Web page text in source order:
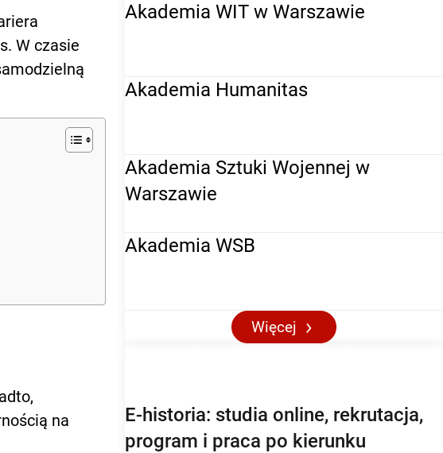
W czasie
na
Akademia WIT w Warszawie
Akademia Humanitas
Akademia Sztuki Wojennej w
Warszawie
Akademia WSB
Więcej
E-historia: studia online, rekrutacja,
program i praca po kierunku